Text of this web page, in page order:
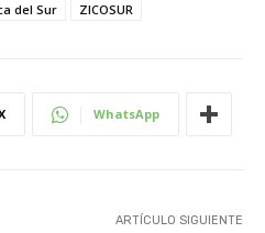
del Sur ZICOSUR
WhatsApp
ARTÍCULO SIGUIENTE